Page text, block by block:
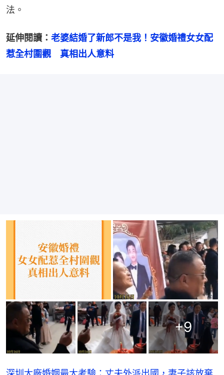
法。
延伸閱讀： 老婆結婚了新郎不是我！安徽婚禮女女配
惹全村圍觀　真相出人意料
+9